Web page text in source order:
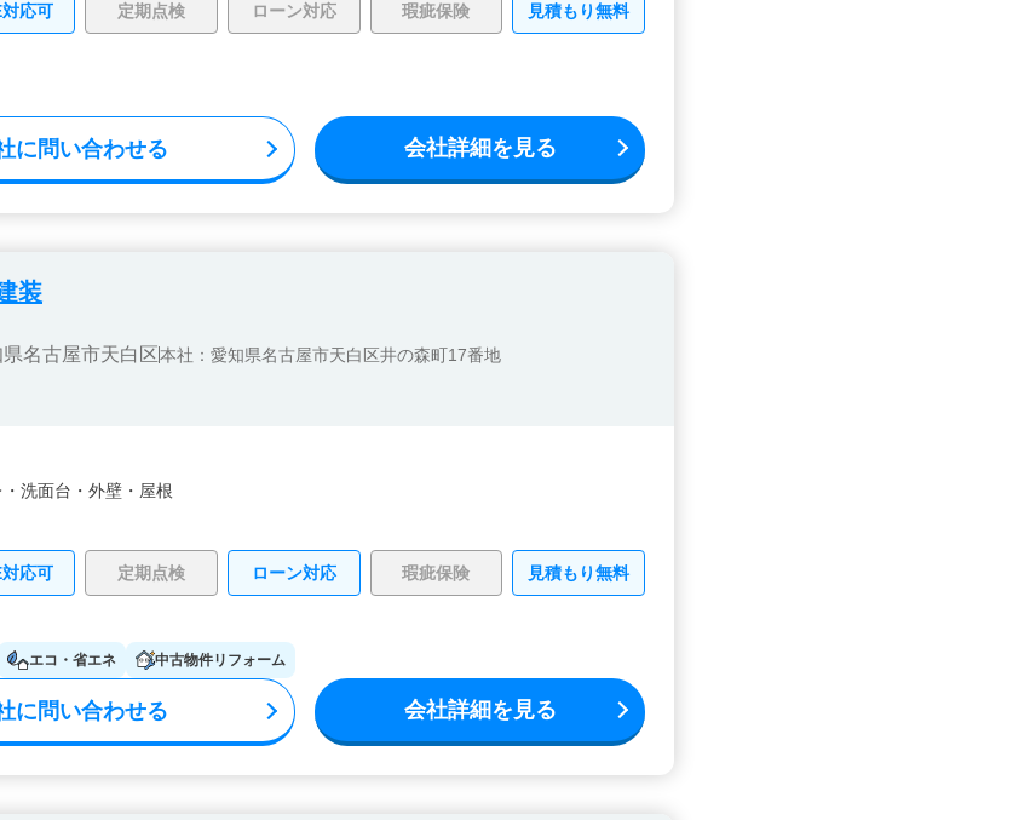
応可 定期点検 ローン対応 瑕疵保険 見積もり無料
に問い合わせる 会社詳細を見る
装
名古屋市天白区本社：愛知県名古屋市天白区井の森町17番地
洗面台・ 外壁・ 屋根
応可 定期点検 ローン対応 瑕疵保険 見積もり無料
エコ・省エネ 中古物件リフォーム
に問い合わせる 会社詳細を見る